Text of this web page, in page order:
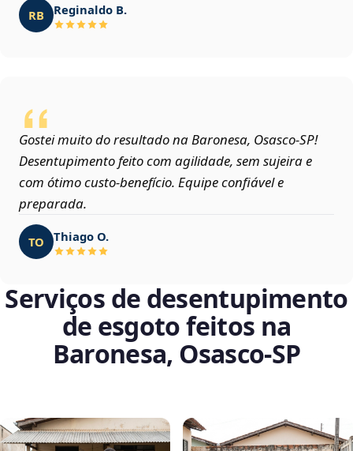
RB Reginaldo B.
Gostei muito do resultado na Baronesa, Osasco‑SP!
Desentupimento feito com agilidade, sem sujeira e
com ótimo custo-benefício. Equipe confiável e
preparada.
TO Thiago O.
Serviços de desentupimento
de esgoto feitos na
Baronesa, Osasco‑SP